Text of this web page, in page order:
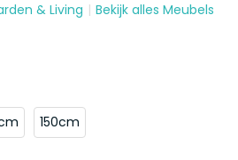
& Living Bekijk alles Meubels
150cm